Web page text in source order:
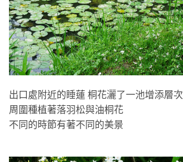
出口處附近的睡蓮 桐花灑了一池增添層次
周圍種植著落羽松與油桐花
不同的時節有著不同的美景